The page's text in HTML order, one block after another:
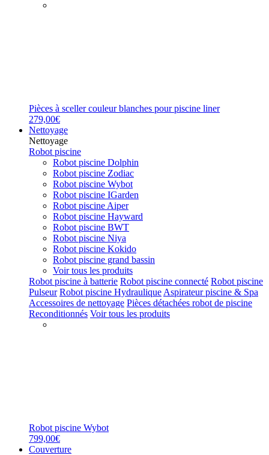
Pièces à sceller couleur blanches pour piscine liner
279,00€
Nettoyage
Nettoyage
Robot piscine
Robot piscine Dolphin
Robot piscine Zodiac
Robot piscine Wybot
Robot piscine IGarden
Robot piscine Aiper
Robot piscine Hayward
Robot piscine BWT
Robot piscine Niya
Robot piscine Kokido
Robot piscine grand bassin
Voir tous les produits
Robot piscine à batterie Robot piscine connecté Robot piscine
Pulseur Robot piscine Hydraulique Aspirateur piscine & Spa
Accessoires de nettoyage Pièces détachées robot de piscine
Reconditionnés Voir tous les produits
Robot piscine Wybot
799,00€
Couverture